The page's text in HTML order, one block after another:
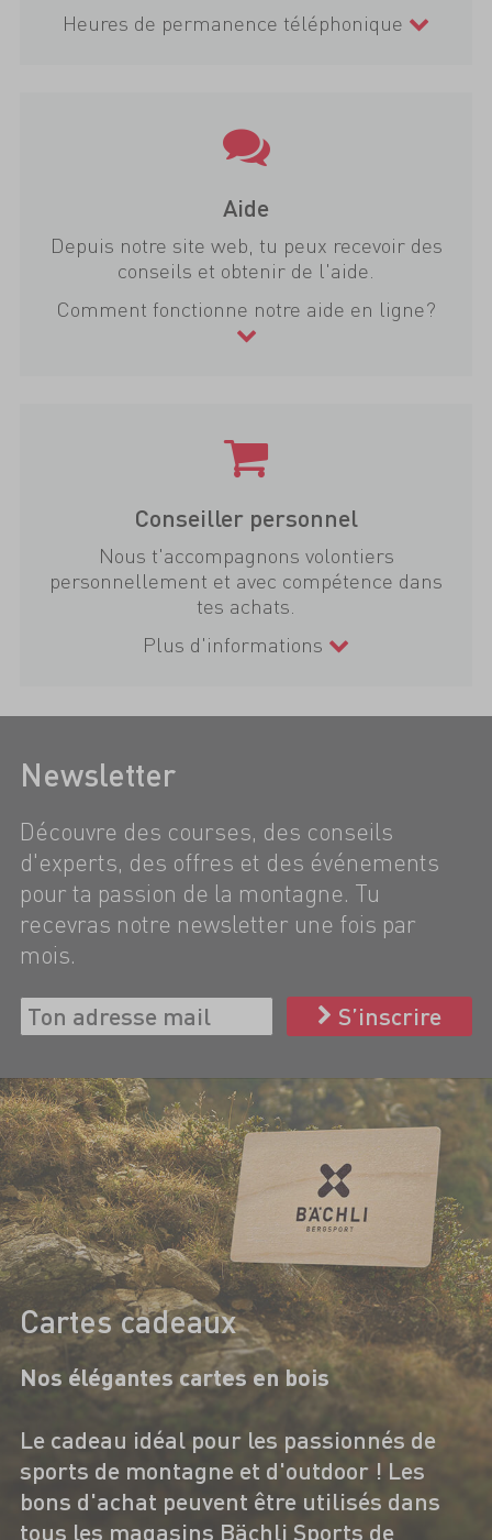
Heures de permanence téléphonique
Aide
Depuis notre site web, tu peux recevoir des
conseils et obtenir de l'aide.
Comment fonctionne notre aide en ligne?
Conseiller personnel
Nous t'accompagnons volontiers
personnellement et avec compétence dans
tes achats.
Plus d'informations
Newsletter
Découvre des courses, des conseils
d'experts, des offres et des événements
pour ta passion de la montagne. Tu
recevras notre newsletter une fois par
mois.
S’inscrire
Cartes cadeaux
Nos élégantes cartes en bois
Le cadeau idéal pour les passionnés de
sports de montagne et d'outdoor ! Les
bons d'achat peuvent être utilisés dans
tous les magasins Bächli Sports de